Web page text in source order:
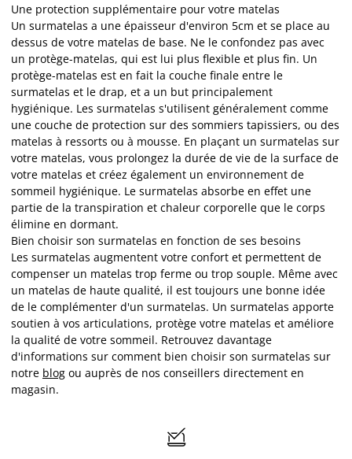
Une protection supplémentaire pour votre matelas
Un surmatelas a une épaisseur d'environ 5cm et se place au
dessus de votre matelas de base. Ne le confondez pas avec
un protège-matelas, qui est lui plus flexible et plus fin. Un
protège-matelas est en fait la couche finale entre le
surmatelas et le drap, et a un but principalement
hygiénique. Les surmatelas s'utilisent généralement comme
une couche de protection sur des sommiers tapissiers, ou des
matelas à ressorts ou à mousse. En plaçant un surmatelas sur
votre matelas, vous prolongez la durée de vie de la surface de
votre matelas et créez également un environnement de
sommeil hygiénique. Le surmatelas absorbe en effet une
partie de la transpiration et chaleur corporelle que le corps
élimine en dormant.
Bien choisir son surmatelas en fonction de ses besoins
Les surmatelas augmentent votre confort et permettent de
compenser un matelas trop ferme ou trop souple. Même avec
un matelas de haute qualité, il est toujours une bonne idée
de le complémenter d'un surmatelas. Un surmatelas apporte
soutien à vos articulations, protège votre matelas et améliore
la qualité de votre sommeil. Retrouvez davantage
d'informations sur comment bien choisir son surmatelas sur
notre blog ou auprès de nos conseillers directement en
magasin.
